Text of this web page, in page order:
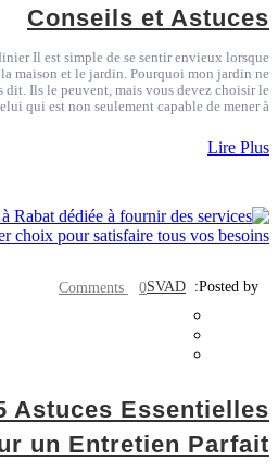
Conseils et Astuces
Il est simple de se sentir envieux lorsque
maison et le jardin. Pourquoi mon jardin ne
dit. Ils le peuvent, mais vous devez choisir le
qui est non seulement capable de mener à […]
Lire Plus
Posted by:
SVAD
0 Comments
Astuces Essentielles
un Entretien Parfait